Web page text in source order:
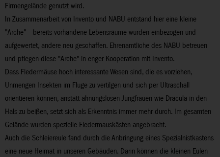
Firmengelände genutzt wird.
In Zusammenarbeit von Invento und NABU entstand hier eine kleine
"Arche" – bereits vorhandene Lebensräume wurden einbezogen und
aufgewertet, andere neu geschaffen. Ehrenamtliche des NABU betreuen
und pflegen diese "Arche" in enger Kooperation mit Invento.
Dass Fledermäuse hoch interessante Wesen sind, die es vorziehen,
Unmengen Insekten im Fluge zu vertilgen und sich per Ultraschall
orientieren können, anstatt ahnungslosen Jungfrauen wie Dracula in den
Hals zu beißen, setzt sich als Erkenntnis immer mehr durch. Im gesamten
Gelände wurden spezielle Fledermauskästen angebracht.
Auch die Schleiereule fand durch die Anbringung eines Spezialnistkastens
eine neue Heimat in unseren Gebäuden. Darin können die kleinen Eulen